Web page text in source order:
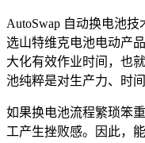
AutoSwap 自动换电池
选山特维克电池电动产
大化有效作业时间，也
池纯粹是对生产力、时
如果换电池流程繁琐笨
工产生挫败感。因此，